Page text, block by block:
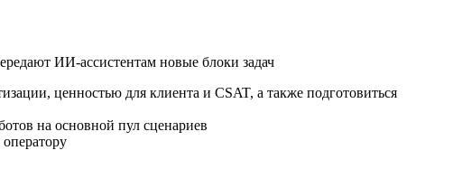
ИИ-ассистентам новые блоки задач
ценностью для клиента и CSAT, а также подготовиться
на основной пул сценариев